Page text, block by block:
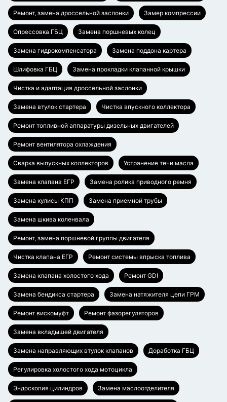
Ремонт, замена дроссельной заслонки Замер компрессии
Опрессовка ГБЦ Замена поршневых колец
Замена гидрокомпенсатора Замена поддона картера
Шлифовка ГБЦ Замена прокладки клапанной крышки
Чистка и адаптация дроссельной заслонки
Замена втулок стартера Чистка впускного коллектора
Ремонт топливной аппаратуры дизельных двигателей
Ремонт вентилятора охлаждения
Сварка выпускных коллекторов Устранение течи масла
Замена клапана ЕГР Замена ролика приводного ремня
Замена кулисы КПП Замена приемной трубы
Замена шкива коленвала
Ремонт, замена поршневой группы двигателя
Чистка клапана ЕГР Ремонт системы впрыска топлива
Замена клапана холостого хода Ремонт GDI
Замена бендикса стартера Замена натяжителя цепи ГРМ
Ремонт вискомуфт Ремонт фазорегуляторов
Замена вкладышей двигателя
Замена направляющих втулок клапанов Доработка ГБЦ
Регулировка холостого хода мотоцикла
Эндоскопия цилиндров Замена маслоотделителя